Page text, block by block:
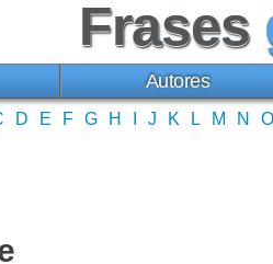
Frases
Autores
D E F G H J K L M N O